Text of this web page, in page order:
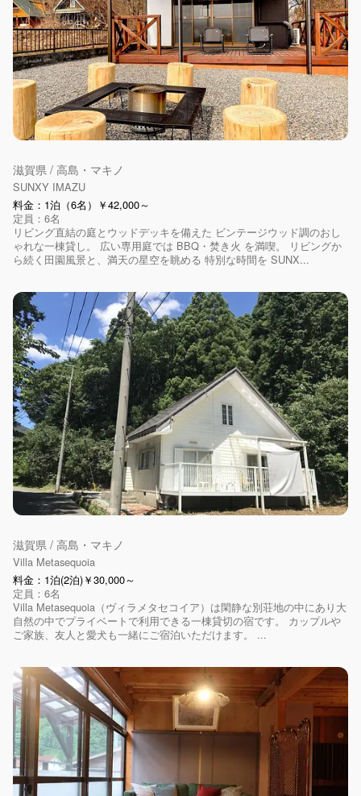
滋賀県 / 高島・マキノ
SUNXY IMAZU
料金：1泊（6名）￥42,000～
定員：6名
リビング直結の庭とウッドデッキを備えた ビンテージウッド調のおし
ゃれな一棟貸し。 広い専用庭では BBQ・焚き火 を満喫。 リビングか
ら続く田園風景と、満天の星空を眺める 特別な時間を SUNX...
滋賀県 / 高島・マキノ
Villa Metasequoia
料金：1泊(2泊)￥30,000～
定員：6名
Villa Metasequoia（ヴィラメタセコイア）は閑静な別荘地の中にあり大
自然の中でプライベートで利用できる一棟貸切の宿です。 カップルや
ご家族、友人と愛犬も一緒にご宿泊いただけます。 ...